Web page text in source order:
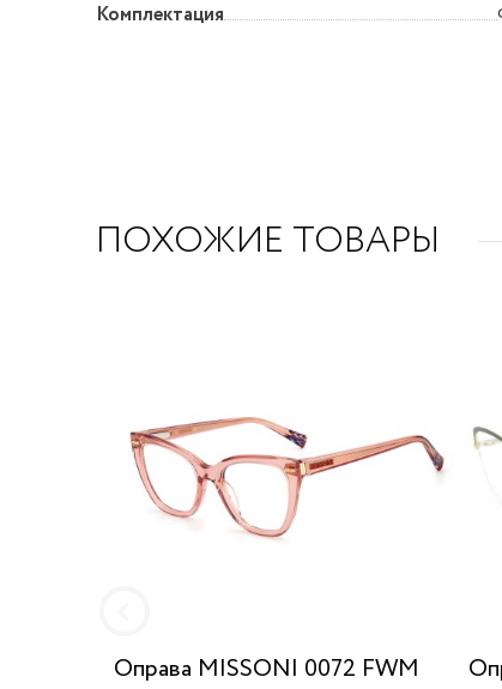
Комплектация
ПОХОЖИЕ ТОВАРЫ
Оправа MISSONI 0072 FWM